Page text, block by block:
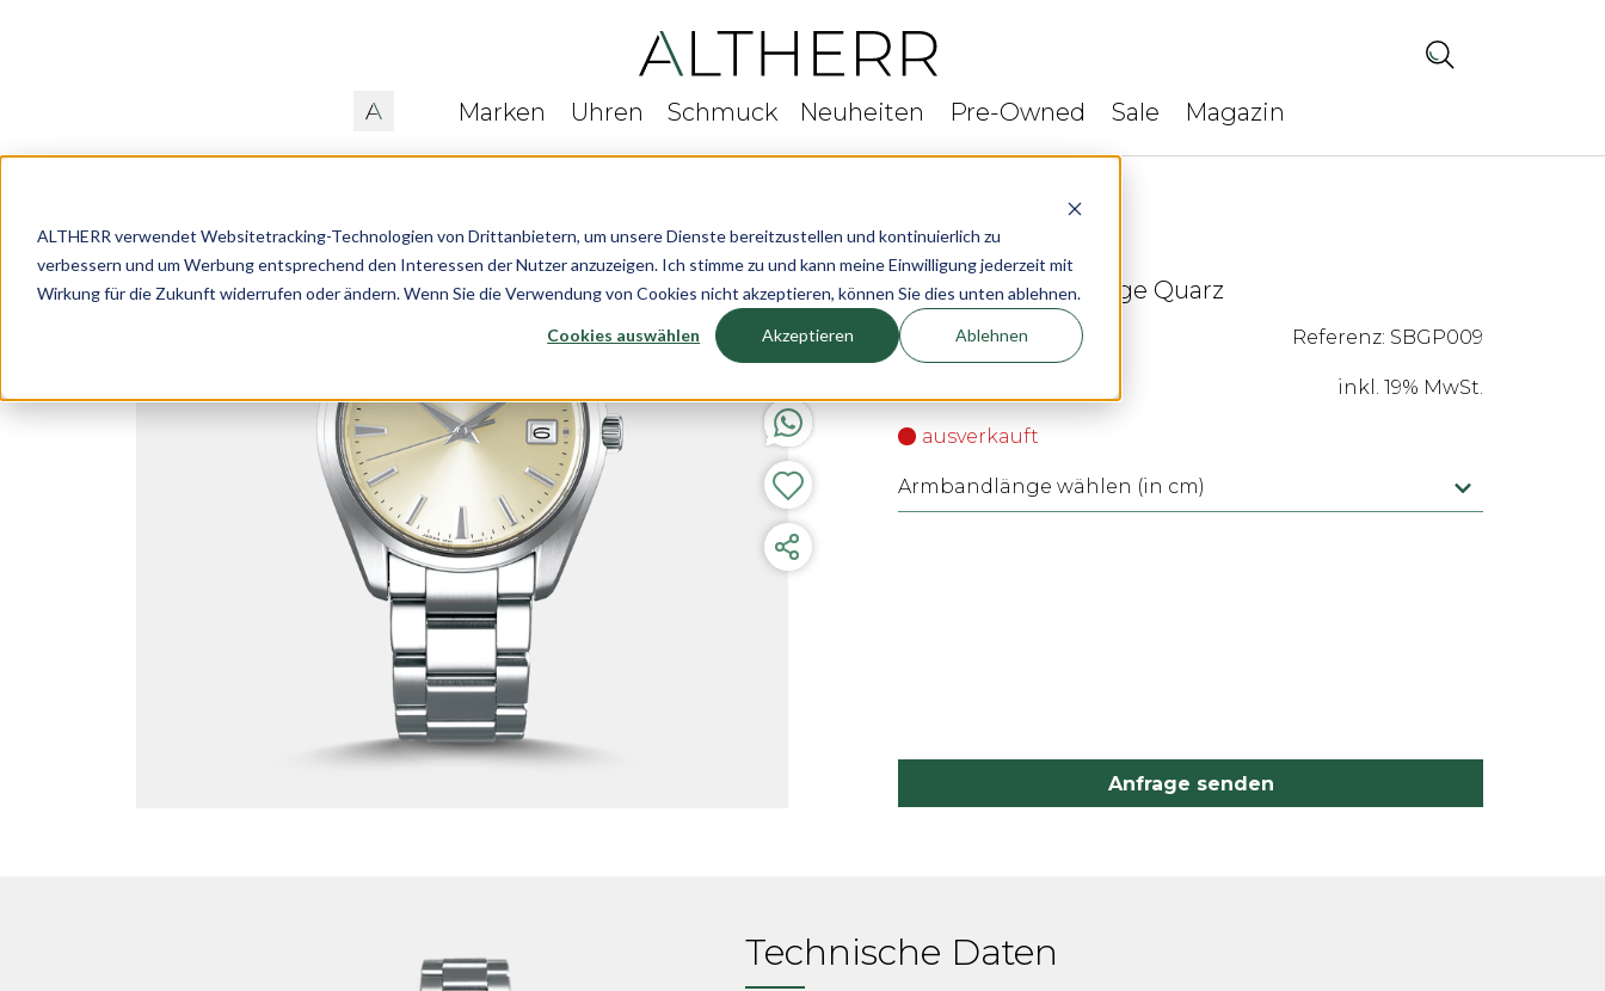
ALTHERR verwendet Websitetracking-Technologien von Drittanbietern, um unsere Dienste bereitzustellen und kontinuierlich zu
verbessern und um Werbung entsprechend den Interessen der Nutzer anzuzeigen. Ich stimme zu und kann meine Einwilligung jederzeit mit
Wirkung für die Zukunft widerrufen oder ändern. Wenn Sie die Verwendung von Cookies nicht akzeptieren, können Sie dies unten ablehnen.
Cookies auswählen Akzeptieren Ablehnen
Marken Uhren Schmuck Neuheiten Pre-Owned Sale Magazin
Grand Seiko Heritage Quarz
Ø 40 mm Referenz: SBGP009
inkl. 19% MwSt.
ausverkauft
Armbandlänge wählen (in cm)
Anfrage senden
Technische Daten